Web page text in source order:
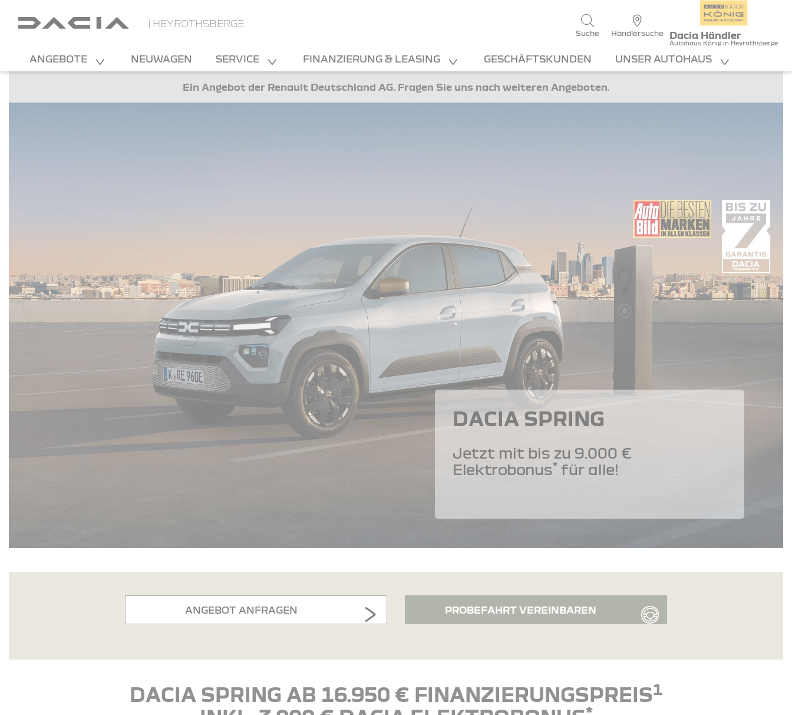
| HEYROTHSBERGE
Suche Händlersuche Dacia Händler
Autohaus König in Heyrothsberge
ANGEBOTE NEUWAGEN SERVICE FINANZIERUNG & LEASING GESCHÄFTSKUNDEN UNSER AUTOHAUS
Ein Angebot der Renault Deutschland AG. Fragen Sie uns nach weiteren Angeboten.
DACIA SPRING
Jetzt mit bis zu 9.000 €
Elektrobonus*für alle!
ANGEBOT ANFRAGEN PROBEFAHRT VEREINBAREN
DACIA SPRING AB 16.950 € FINANZIERUNGSPREIS1
*